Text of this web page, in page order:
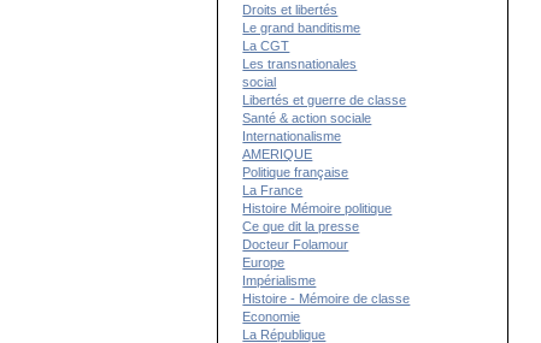
Droits et libertés
Le grand banditisme
La CGT
Les transnationales
social
Libertés et guerre de classe
Santé & action sociale
Internationalisme
AMERIQUE
Politique française
La France
Histoire Mémoire politique
Ce que dit la presse
Docteur Folamour
Europe
Impérialisme
Histoire - Mémoire de classe
Economie
La République